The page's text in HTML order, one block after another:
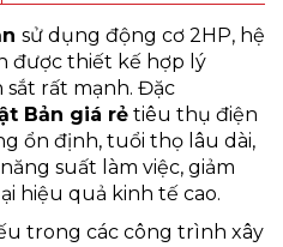
sử dụng động cơ 2HP, hệ
được thiết kế hợp lý
rất mạnh. Đặc
Bản giá rẻ tiêu thụ điện
ổn định, tuổi thọ lâu dài,
suất làm việc, giảm
hiệu quả kinh tế cao.
trong các công trình xây